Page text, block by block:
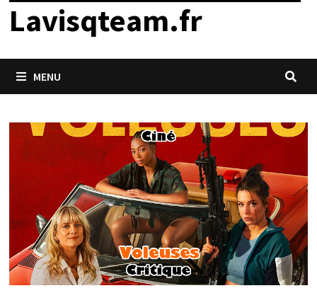
Lavisqteam.fr
MENU